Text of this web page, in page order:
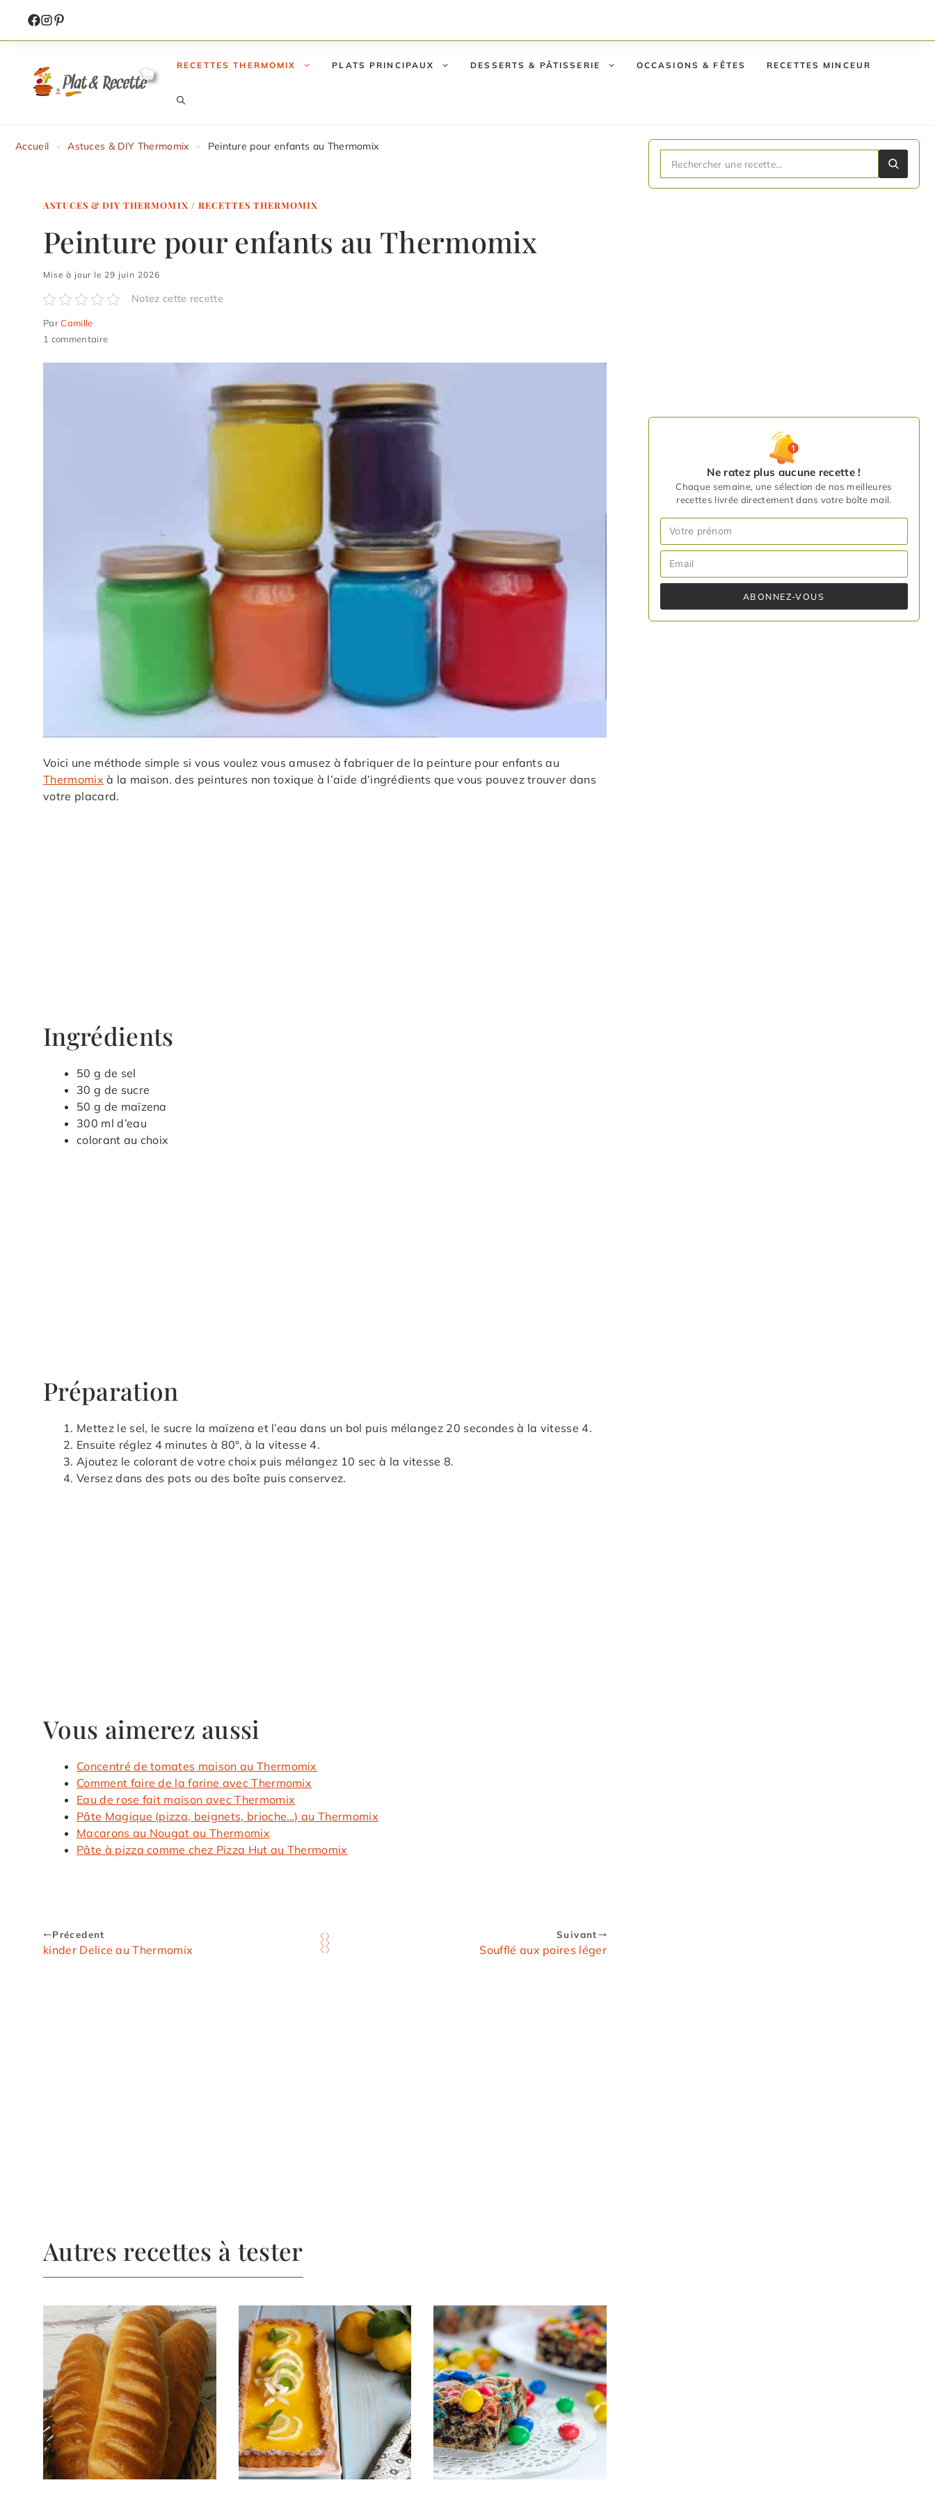
contenu
RECETTES THERMOMIX PLATS PRINCIPAUX DESSERTS & PÂTISSERIE OCCASIONS & FÊTES RECETTES MINCEUR
Accueil - Astuces & DIY Thermomix - Peinture pour enfants au Thermomix
ASTUCES & DIY THERMOMIX / RECETTES THERMOMIX
Peinture pour enfants au Thermomix
Mise à jour le 29 juin 2026
Notez cette recette
ParCamille
1 commentaire
Voici une méthode simple si vous voulez vous amusez à fabriquer de la peinture pour enfants au
Thermomix à la maison. des peintures non toxique à l’aide d’ingrédients que vous pouvez trouver dans
votre placard.
Ingrédients
50 g de sel
30 g de sucre
50 g de maïzena
300 ml d’eau
colorant au choix
Préparation
Mettez le sel, le sucre la maïzena et l’eau dans un bol puis mélangez 20 secondes à la vitesse 4.
Ensuite réglez 4 minutes à 80°, à la vitesse 4.
Ajoutez le colorant de votre choix puis mélangez 10 sec à la vitesse 8.
Versez dans des pots ou des boîte puis conservez.
Vous aimerez aussi
Concentré de tomates maison au Thermomix
Comment faire de la farine avec Thermomix
Eau de rose fait maison avec Thermomix
Pâte Magique (pizza, beignets, brioche…) au Thermomix
Macarons au Nougat au Thermomix
Pâte à pizza comme chez Pizza Hut au Thermomix
Précedent
kinder Delice au Thermomix
Suivant
Soufflé aux poires léger
Autres recettes à tester
Ne ratez plus aucune recette !
Chaque semaine, une sélection de nos meilleures
recettes livrée directement dans votre boîte mail.
ABONNEZ-VOUS